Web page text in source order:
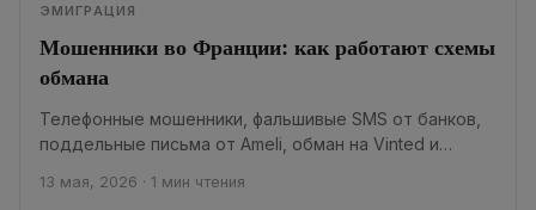
ЭМИГРАЦИЯ
Мошенники во Франции: как работают схемы
обмана
Телефонные мошенники, фальшивые SMS от банков,
поддельные письма от Ameli, обман на Vinted и
13 мая, 2026 · 1 мин чтения